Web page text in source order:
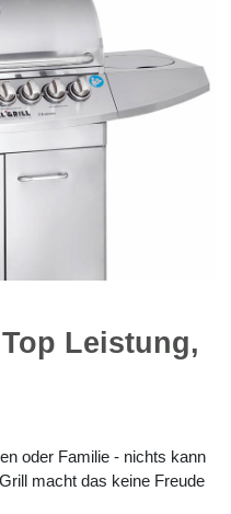
Leistung,
oder Familie - nichts kann
macht das keine Freude